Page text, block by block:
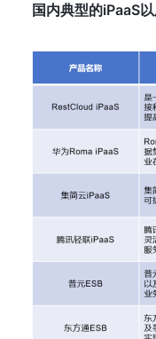
国内典型的iPaaS